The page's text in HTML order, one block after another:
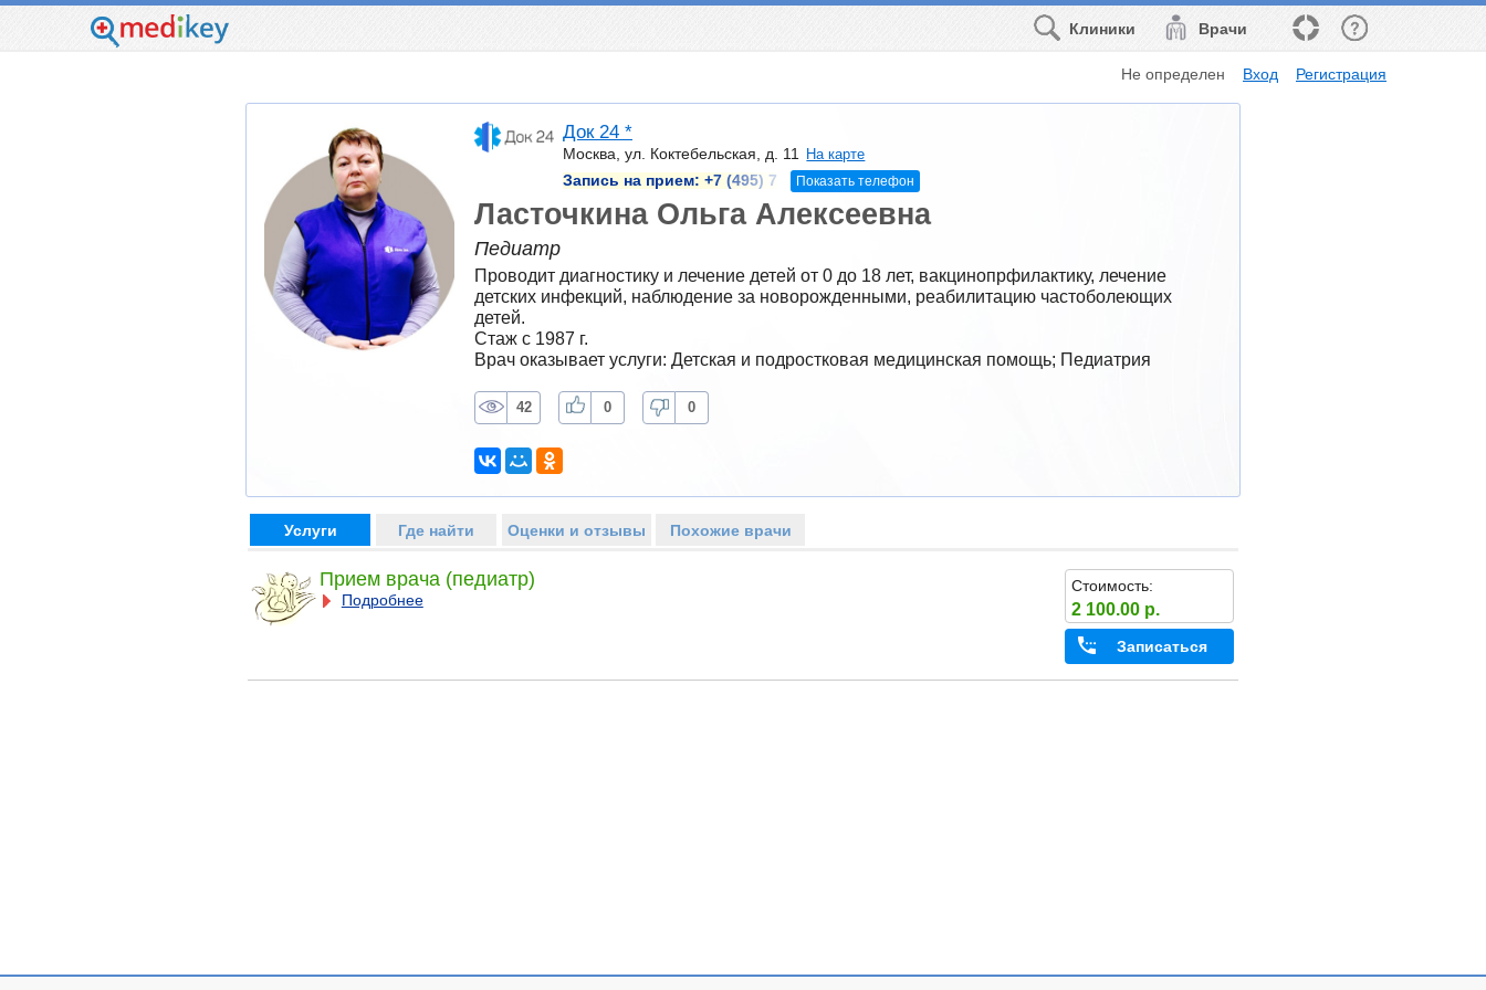
Врачи
Клиники
Не определен Вход Регистрация
Док 24 *
Москва, ул. Коктебельская, д. 11
На карте
Запись на прием: +7 (495) 7 Показать телефон
Ласточкина Ольга Алексеевна
Педиатр
Проводит диагностику и лечение детей от 0 до 18 лет, вакцинопрфилактику, лечение
детских инфекций, наблюдение за новорожденными, реабилитацию частоболеющих
детей.
Стаж с 1987 г.
Врач оказывает услуги: Детская и подростковая медицинская помощь; Педиатрия
42 0 0
Услуги Где найти Оценки и отзывы Похожие врачи
Прием врача (педиатр)
Подробнее
Стоимость:
2 100.00 р.
Записаться